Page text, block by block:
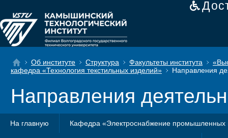
Об институте Структура Факультеты института
кафедра «Технология текстильных изделий»
Направления
Направления
На главную Кафедра «Электроснабжение промышленных